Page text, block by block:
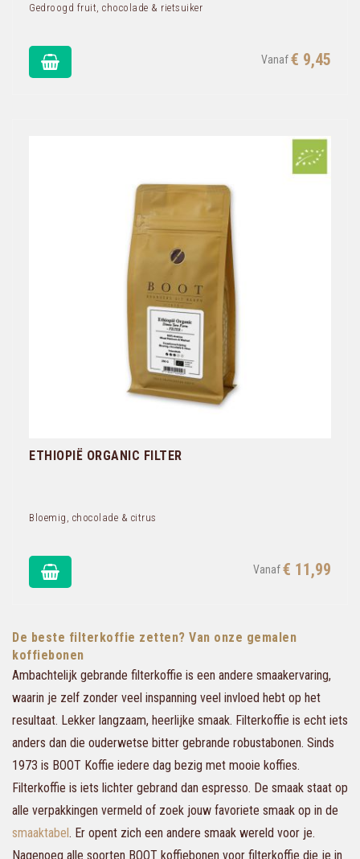
Gedroogd fruit, chocolade & rietsuiker
€ 9,45
ETHIOPIË ORGANIC FILTER
Bloemig, chocolade & citrus
€ 11,99
De beste filterkoffie zetten? Van onze gemalen
koffiebonen
Ambachtelijk gebrande filterkoffie is een andere smaakervaring,
waarin je zelf zonder veel inspanning veel invloed hebt op het
resultaat. Lekker langzaam, heerlijke smaak. Filterkoffie is echt iets
anders dan die ouderwetse bitter gebrande robustabonen. Sinds
1973 is BOOT Koffie iedere dag bezig met mooie koffies.
Filterkoffie is iets lichter gebrand dan espresso. De smaak staat op
alle verpakkingen vermeld of zoek jouw favoriete smaak op in de
smaaktabel. Er opent zich een andere smaak wereld voor je.
Nagenoeg alle soorten BOOT koffiebonen voor filterkoffie die je in